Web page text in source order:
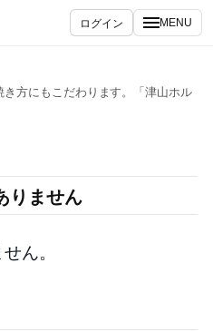
ログイン MENU
方にもこだわります。「津山ホル
りません
ん。